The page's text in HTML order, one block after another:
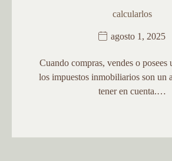
calcularlos
agosto 1, 2025
Cuando compras, vendes o posees
los impuestos inmobiliarios son un
tener en cuenta.…